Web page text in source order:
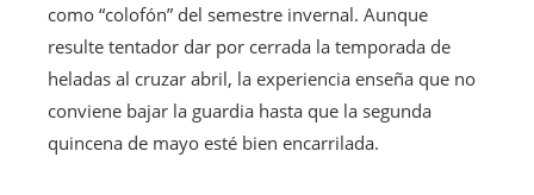
como “colofón” del semestre invernal. Aunque
resulte tentador dar por cerrada la temporada de
heladas al cruzar abril, la experiencia enseña que no
conviene bajar la guardia hasta que la segunda
quincena de mayo esté bien encarrilada.